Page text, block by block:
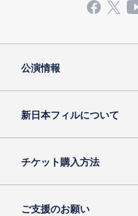
公演情報
新日本フィルについて
チケット購入方法
ご支援のお願い